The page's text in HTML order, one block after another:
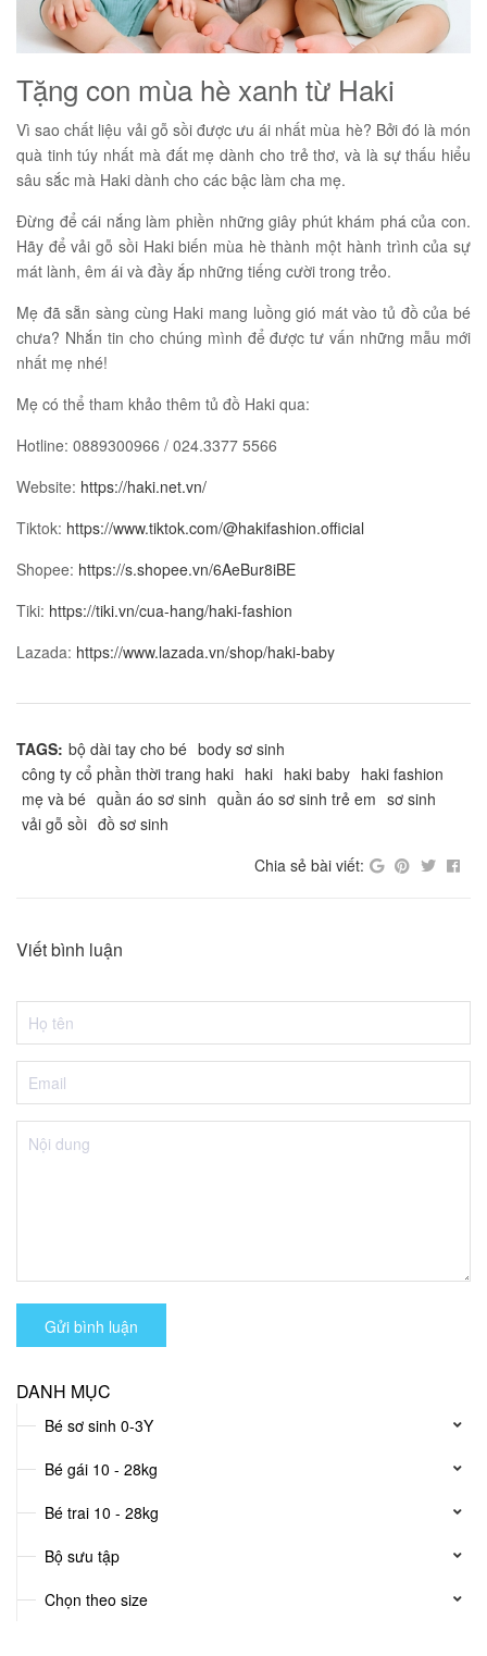
DANH MỤC
Bé sơ sinh 0-3Y
Bé gái 10 - 28kg
Bé trai 10 - 28kg
Bộ sưu tập
Chọn theo size
Tặng con mùa hè xanh từ Haki
Vì sao chất liệu vải gỗ sồi được ưu ái nhất mùa hè? Bởi đó là món
quà tinh túy nhất mà đất mẹ dành cho trẻ thơ, và là sự thấu hiểu
sâu sắc mà Haki dành cho các bậc làm cha mẹ.
Đừng để cái nắng làm phiền những giây phút khám phá của con.
Hãy để vải gỗ sồi Haki biến mùa hè thành một hành trình của sự
mát lành, êm ái và đầy ắp những tiếng cười trong trẻo.
Mẹ đã sẵn sàng cùng Haki mang luồng gió mát vào tủ đồ của bé
chưa? Nhắn tin cho chúng mình để được tư vấn những mẫu mới
nhất mẹ nhé!
Mẹ có thể tham khảo thêm tủ đồ Haki qua:
Hotline: 0889300966 / 024.3377 5566
Website: https://haki.net.vn/
Tiktok: https://www.tiktok.com/@hakifashion.official
Shopee: https://s.shopee.vn/6AeBur8iBE
Tiki: https://tiki.vn/cua-hang/haki-fashion
Lazada: https://www.lazada.vn/shop/haki-baby
TAGS: bộ dài tay cho bé body sơ sinh
công ty cổ phần thời trang haki haki haki baby haki fashion
mẹ và bé quần áo sơ sinh quần áo sơ sinh trẻ em sơ sinh
vải gỗ sồi đồ sơ sinh
Chia sẻ bài viết:
Viết bình luận
Gửi bình luận